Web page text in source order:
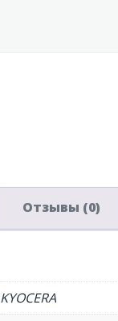
Отзывы (0)
KYOCERA